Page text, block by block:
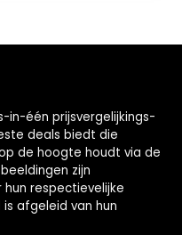
in-één prijsvergelijkings-
deals biedt die
de hoogte houdt via de
zijn
respectievelijke
afgeleid van hun